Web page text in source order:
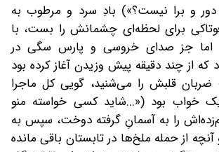
و برا نیست؟») بادِ سرد و مرطوب به
برای لحظه‌ای چشمانش را بست، با
جز صدای خروسی و پارس سگی در
که از چند دقیقه پیش وزیدن آغاز کرده بود
قلبش را می‌شنید، گویی کل ماجرا
خواب بود («...شاید کسی خواسته منو
را به آسمانِ گرفته دوخت، سپس به
از حمله ملخ‌ها در تابستان باقی مانده